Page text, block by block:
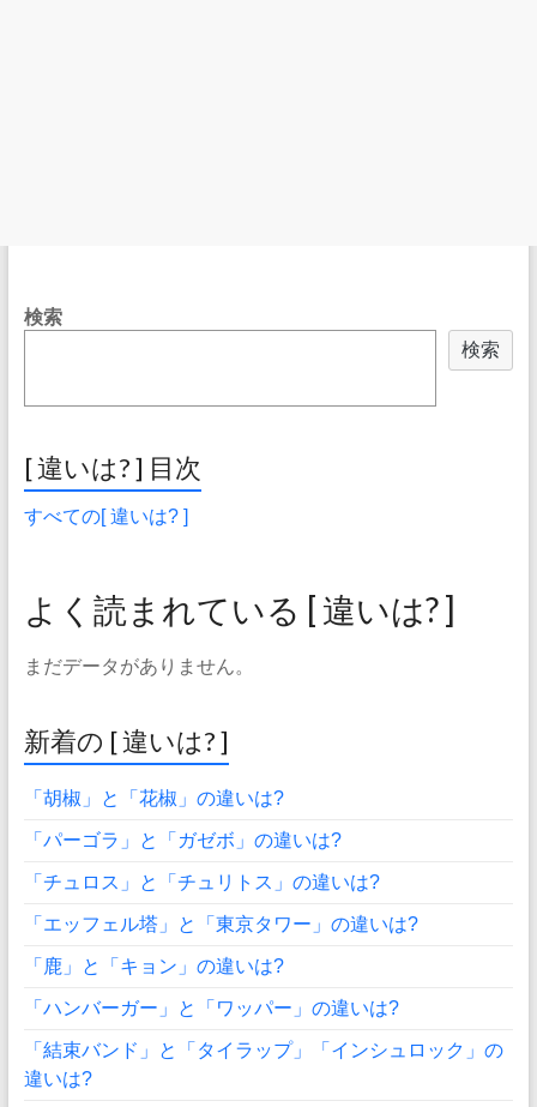
検索
検索
[ 違いは? ] 目次
すべての[ 違いは? ]
よく読まれている [ 違いは? ]
まだデータがありません。
新着の [ 違いは? ]
「胡椒」と「花椒」の違いは?
「パーゴラ」と「ガゼボ」の違いは?
「チュロス」と「チュリトス」の違いは?
「エッフェル塔」と「東京タワー」の違いは?
「鹿」と「キョン」の違いは?
「ハンバーガー」と「ワッパー」の違いは?
「結束バンド」と「タイラップ」「インシュロック」の
違いは?